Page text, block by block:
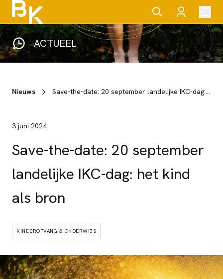
ACTUEEL
Nieuws Save-the-date: 20 september landelijke IKC-dag: het kind als bron
3 juni 2024
Save-the-date: 20 september
landelijke IKC-dag: het kind
als bron
KINDEROPVANG & ONDERWIJS